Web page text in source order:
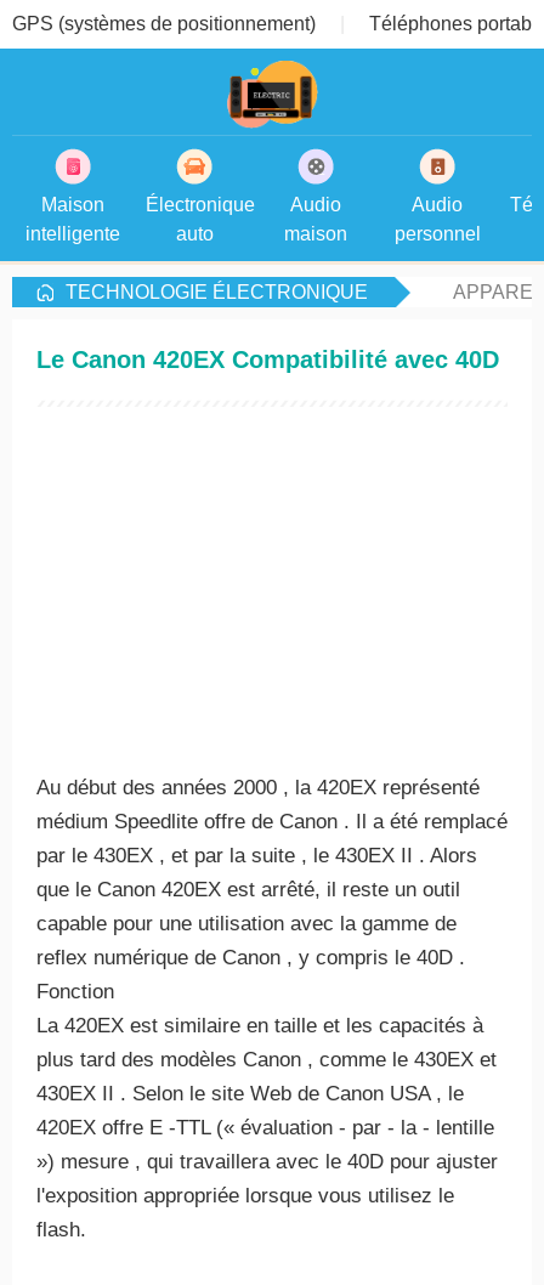
GPS (systèmes de positionnement) Téléphones
Maison
intelligente
Électronique
auto
Audio
maison
Audio
personnel
TECHNOLOGIE ÉLECTRONIQUE
Le Canon 420EX Compatibilité avec 40D
Au début des années 2000 , la 420EX représenté
médium Speedlite offre de Canon . Il a été remplacé
par le 430EX , et par la suite , le 430EX II . Alors
que le Canon 420EX est arrêté, il reste un outil
capable pour une utilisation avec la gamme de
reflex numérique de Canon , y compris le 40D .
Fonction
La 420EX est similaire en taille et les capacités à
plus tard des modèles Canon , comme le 430EX et
430EX II . Selon le site Web de Canon USA , le
420EX offre E -TTL (« évaluation - par - la - lentille
») mesure , qui travaillera avec le 40D pour ajuster
l'exposition appropriée lorsque vous utilisez le
flash.